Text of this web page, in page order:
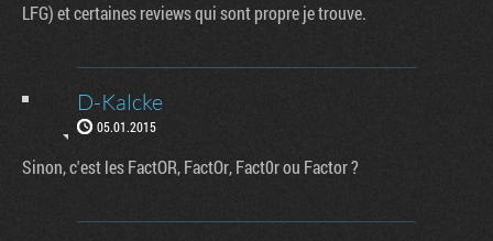
LFG) et certaines reviews qui sont propre je trouve.
D-Kalcke
05.01.2015
Sinon, c'est les FactOR, FactOr, Fact0r ou Factor ?